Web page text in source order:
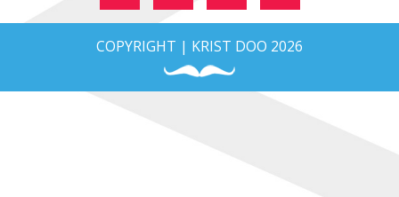
COPYRIGHT | KRIST DOO 2026